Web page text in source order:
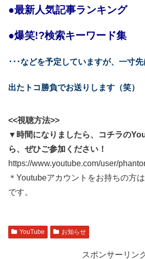
●最新人気記事ランキング
●爆笑!?検索キーワード集
･･･などを予定していますが、一寸先
出たトコ勝負でお送りします（笑）
<<視聴方法>>
▼時間になりましたら、コチラの
ら、ぜひご参加ください！
https://www.youtube.com/user/
＊Youtubeアカウントをお持ちの方
です。
YouTube お知らせ
スポンサーリン